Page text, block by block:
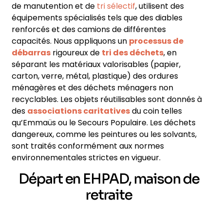
de manutention et de tri sélectif, utilisent des
équipements spécialisés tels que des diables
renforcés et des camions de différentes
capacités. Nous appliquons un processus de
débarras rigoureux de tri des déchets, en
séparant les matériaux valorisables (papier,
carton, verre, métal, plastique) des ordures
ménagères et des déchets ménagers non
recyclables. Les objets réutilisables sont donnés à
des associations caritativesdu coin telles
qu’Emmaüs ou le Secours Populaire. Les déchets
dangereux, comme les peintures ou les solvants,
sont traités conformément aux normes
environnementales strictes en vigueur.
Départ en EHPAD, maison de
retraite